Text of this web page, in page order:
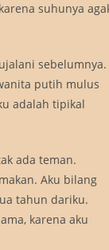
suhunya
sebelumnya.
putih mulus
adalah tipikal
ada teman.
Aku bilang
tahun dariku.
karena aku